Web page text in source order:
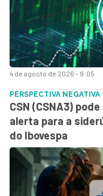
4 de agosto de 2026 - 9:05
PERSPECTIVA NEGATIVA
CSN (CSNA3)
alerta para a
do Ibovespa